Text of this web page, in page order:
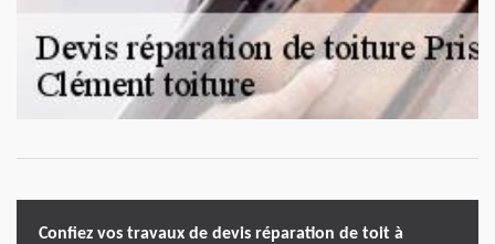
Confiez vos travaux de devis réparation de toit à